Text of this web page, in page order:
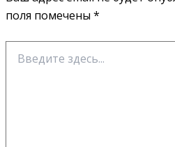
поля помечены *
здесь...